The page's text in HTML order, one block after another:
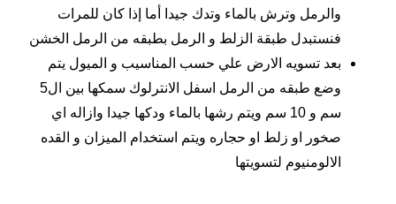
والرمل وترش بالماء وتدك جيدا أما إذا كان للمرات
فنستبدل طبقة الزلط و الرمل بطبقه من الرمل الخشن
بعد تسويه الارض علي حسب المناسيب و الميول يتم
وضع طبقه من الرمل اسفل الانترلوك سمكها بين ال5
سم و 10 سم ويتم رشها بالماء ودكها جيدا وازاله اي
صخور او زلط او حجاره ويتم استخدام الميزان و القده
الالومنيوم لتسويتها